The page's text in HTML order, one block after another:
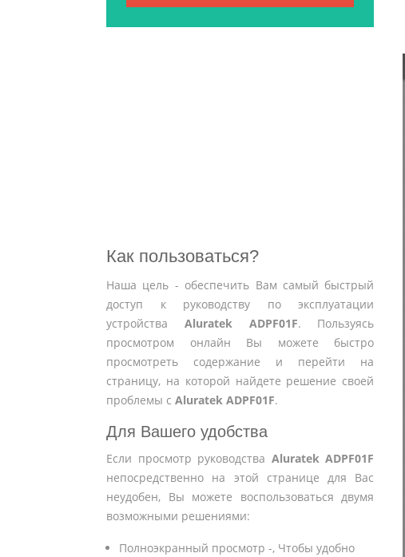
Как пользоваться?
Наша цель - обеспечить Вам самый быстрый
доступ к руководству по эксплуатации
устройства Aluratek ADPF01F. Пользуясь
просмотром онлайн Вы можете быстро
просмотреть содержание и перейти на
страницу, на которой найдете решение своей
проблемы с Aluratek ADPF01F.
Для Вашего удобства
Если просмотр руководства Aluratek ADPF01F
непосредственно на этой странице для Вас
неудобен, Вы можете воспользоваться двумя
возможными решениями:
Полноэкранный просмотр -, Чтобы удобно